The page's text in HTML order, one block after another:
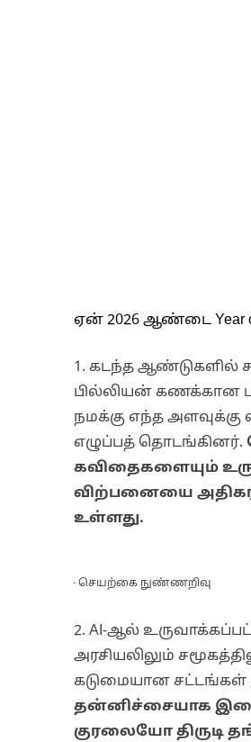
ஏன் 2026 ஆண்டை Year
1. கடந்த ஆண்டுகளில்
பில்லியன் கணக்கான
நமக்கு எந்த அளவுக்கு
எழுப்பத் தொடங்கினர்.
கவிதைகளையும்
விற்பனையை
உள்ளது.
AI - செயற்கை நுண்ணறிவு
2. AI-ஆல்
அரசியலிலும்
கடுமையான சட்டங்கள்
தன்னிச்சையாக
குரலையோ திருடி